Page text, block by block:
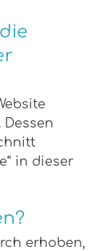
in dieser
erhoben,